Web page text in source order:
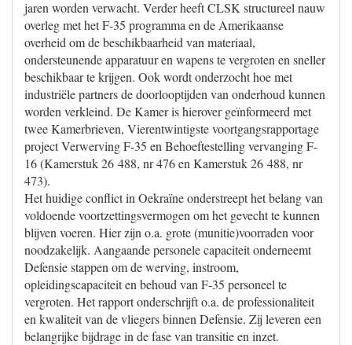
jaren worden verwacht. Verder heeft CLSK structureel nauw
overleg met het F-35 programma en de Amerikaanse
overheid om de beschikbaarheid van materiaal,
ondersteunende apparatuur en wapens te vergroten en sneller
beschikbaar te krijgen. Ook wordt onderzocht hoe met
industriële partners de doorlooptijden van onderhoud kunnen
worden verkleind. De Kamer is hierover geïnformeerd met
twee Kamerbrieven, Vierentwintigste voortgangsrapportage
project Verwerving F-35 en Behoeftestelling vervanging F-
16 (Kamerstuk 26 488, nr 476 en Kamerstuk 26 488, nr
473).
Het huidige conflict in Oekraïne onderstreept het belang van
voldoende voortzettingsvermogen om het gevecht te kunnen
blijven voeren. Hier zijn o.a. grote (munitie)voorraden voor
noodzakelijk. Aangaande personele capaciteit onderneemt
Defensie stappen om de werving, instroom,
opleidingscapaciteit en behoud van F-35 personeel te
vergroten. Het rapport onderschrijft o.a. de professionaliteit
en kwaliteit van de vliegers binnen Defensie. Zij leveren een
belangrijke bijdrage in de fase van transitie en inzet.